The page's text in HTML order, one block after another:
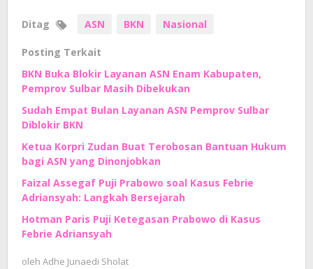
Ditag ASN BKN Nasional
Posting Terkait
BKN Buka Blokir Layanan ASN Enam Kabupaten,
Pemprov Sulbar Masih Dibekukan
Sudah Empat Bulan Layanan ASN Pemprov Sulbar
Diblokir BKN
Ketua Korpri Zudan Buat Terobosan Bantuan Hukum
bagi ASN yang Dinonjobkan
Faizal Assegaf Puji Prabowo soal Kasus Febrie
Adriansyah: Langkah Bersejarah
Hotman Paris Puji Ketegasan Prabowo di Kasus
Febrie Adriansyah
oleh Adhe Junaedi Sholat